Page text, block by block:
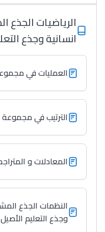
الرياضيات الجذع
انسانية وجذع
العمليات في
الترتيب في مجموعة
المعادلات و
النظمات الجذع
وجذع التعليم الأصيل